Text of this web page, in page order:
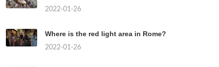
2022-01-26
Where is the red light area in Rome?
2022-01-26